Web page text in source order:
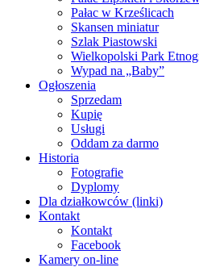
Pałac w Krześlicach
Skansen miniatur
Szlak Piastowski
Wielkopolski Park
Wypad na „Baby”
Ogłoszenia
Sprzedam
Kupię
Usługi
Oddam za darmo
Historia
Fotografie
Dyplomy
Dla działkowców (linki)
Kontakt
Kontakt
Facebook
Kamery on-line